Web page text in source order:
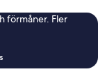
förmåner. Fler